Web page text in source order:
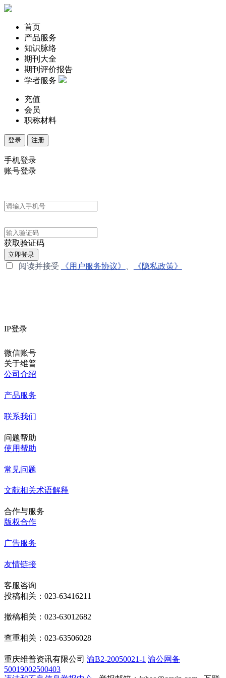
首页
产品服务
知识脉络
期刊大全
期刊评价报告
学者服务
充值
会员
职称材料
登录 注册
手机登录
账号登录
获取验证码
立即登录
阅读并接受 《用户服务协议》 《隐私政策》
IP登录
微信账号
关于维普
公司介绍
产品服务
联系我们
问题帮助
使用帮助
常见问题
文献相关术语解释
合作与服务
版权合作
广告服务
友情链接
客服咨询
投稿相关：023-63416211
撤稿相关：023-63012682
查重相关：023-63506028
重庆维普资讯有限公司 渝B2-20050021-1 渝公网备
50019002500403